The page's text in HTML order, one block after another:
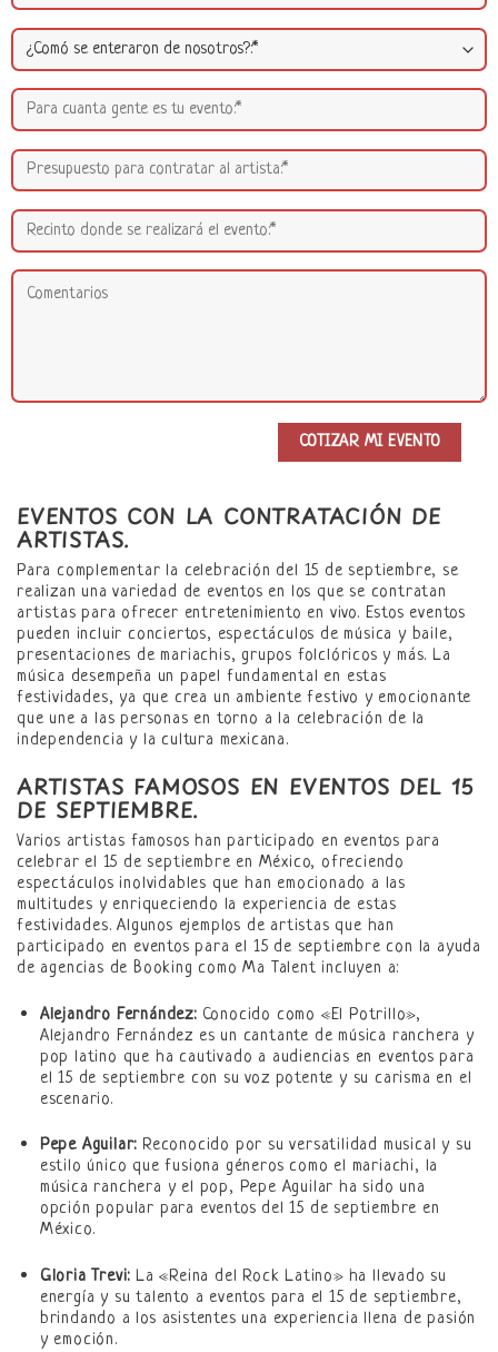
EVENTOS CON LA CONTRATACIÓN DE
ARTISTAS.
Para complementar la celebración del 15 de septiembre, se
realizan una variedad de eventos en los que se contratan
artistas para ofrecer entretenimiento en vivo. Estos eventos
pueden incluir conciertos, espectáculos de música y baile,
presentaciones de mariachis, grupos folclóricos y más. La
música desempeña un papel fundamental en estas
festividades, ya que crea un ambiente festivo y emocionante
que une a las personas en torno a la celebración de la
independencia y la cultura mexicana.
ARTISTAS FAMOSOS EN EVENTOS DEL 15
DE SEPTIEMBRE.
Varios artistas famosos han participado en eventos para
celebrar el 15 de septiembre en México, ofreciendo
espectáculos inolvidables que han emocionado a las
multitudes y enriqueciendo la experiencia de estas
festividades. Algunos ejemplos de artistas que han
participado en eventos para el 15 de septiembre con la ayuda
de agencias de Booking como Ma Talent incluyen a:
Alejandro Fernández:Conocido como «El Potrillo»,
Alejandro Fernández es un cantante de música ranchera y
pop latino que ha cautivado a audiencias en eventos para
el 15 de septiembre con su voz potente y su carisma en el
escenario.
Pepe Aguilar: Reconocido por su versatilidad musical y su
estilo único que fusiona géneros como el mariachi, la
música ranchera y el pop, Pepe Aguilar ha sido una
opción popular para eventos del 15 de septiembre en
México.
Gloria Trevi: La «Reina del Rock Latino» ha llevado su
energía y su talento a eventos para el 15 de septiembre,
brindando a los asistentes una experiencia llena de pasión
y emoción.